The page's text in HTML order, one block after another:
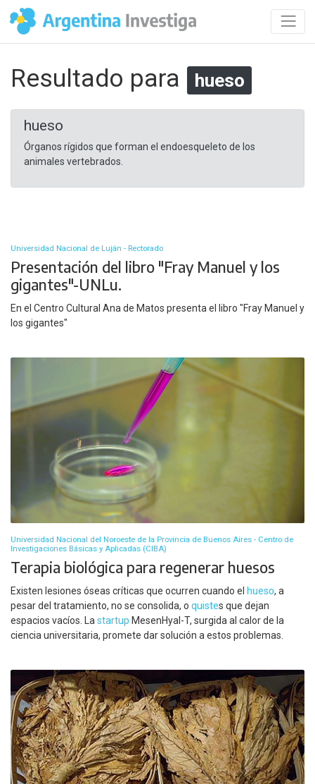
Resultado para hueso
hueso
Órganos rígidos que forman el endoesqueleto de los
animales vertebrados.
Universidad Nacional de Luján - Rectorado
Presentación del libro "Fray Manuel y los
gigantes"-UNLu.
En el Centro Cultural Ana de Matos presenta el libro "Fray Manuel y
los gigantes"
Universidad Nacional del Noroeste de la Provincia de Buenos Aires - Centro de
Investigaciones Básicas y Aplicadas (CIBA)
Terapia biológica para regenerar huesos
Existen lesiones óseas críticas que ocurren cuando el hueso, a
pesar del tratamiento, no se consolida, o quistes que dejan
espacios vacíos. La startup MesenHyal-T, surgida al calor de la
ciencia universitaria, promete dar solución a estos problemas.